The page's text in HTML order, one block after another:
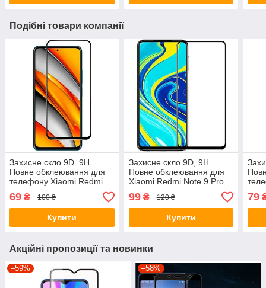
Подібні товари компанії
Захисне скло 9D. 9H
Повне обклеювання для
телефону Xiaomi Redmi
K40, Redmi K40 Pro,
Redmi K40 Pro +(Poco F3)
69 ₴ 100 ₴
Купити
Захисне скло 9D, 9H
Повне обклеювання для
Xiaomi Redmi Note 9 Pro
Max
99₴ 120 ₴
Купити
79
Акційні пропозиції та новинки
–59% –58%